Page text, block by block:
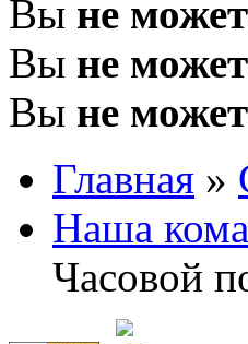
Вы не
Вы не
Вы не
Главная »
Наша
Часовой